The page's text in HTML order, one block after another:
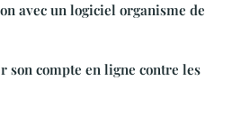
avec un logiciel organisme de
son compte en ligne contre les